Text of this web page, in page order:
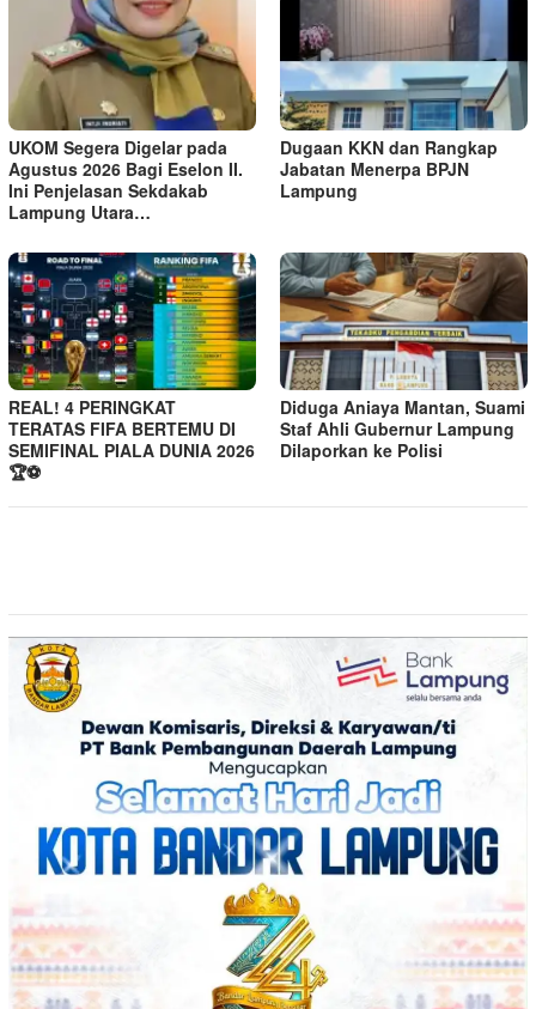
UKOM Segera Digelar pada
Agustus 2026 Bagi Eselon II.
Ini Penjelasan Sekdakab
Lampung Utara…
Dugaan KKN dan Rangkap
Jabatan Menerpa BPJN
Lampung
REAL! 4 PERINGKAT
TERATAS FIFA BERTEMU DI
SEMIFINAL PIALA DUNIA 2026
🏆⚽
Diduga Aniaya Mantan, Suami
Staf Ahli Gubernur Lampung
Dilaporkan ke Polisi